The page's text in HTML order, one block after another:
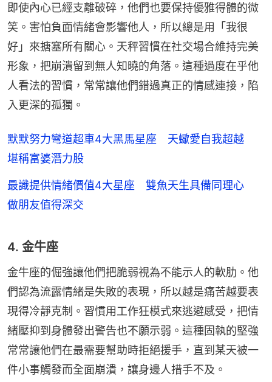
即使內心已經支離破碎，他們也要保持優雅得體的微
笑。害怕負面情緒會影響他人，所以總是用「我很
好」來搪塞所有關心。天秤習慣在社交場合維持完美
形象，把崩潰留到無人知曉的角落。這種過度在乎他
人看法的習慣，常常讓他們錯過真正的情感連接，陷
入更深的孤獨。
默默努力彎道超車4大黑馬星座 天蠍愛自我超越
堪稱富婆潛力股
最識提供情緒價值4大星座 雙魚天生具備同理心
做朋友值得深交
4. 金牛座
金牛座的倔強讓他們把脆弱視為不能示人的軟肋。他
們認為流露情緒是失敗的表現，所以越是痛苦越要表
現得冷靜克制。習慣用工作狂模式來逃避感受，把情
緒壓抑到身體發出警告也不願示弱。這種固執的堅強
常常讓他們在最需要幫助時拒絕援手，直到某天被一
件小事觸發而全面崩潰，讓身邊人措手不及。